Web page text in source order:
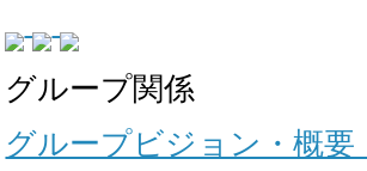
グループ関係
グループビジョン・概要